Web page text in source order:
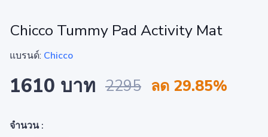
Chicco Tummy Pad Activity Mat
แบรนด์: Chicco
1610 บาท 2295 ลด 29.85%
จำนวน :